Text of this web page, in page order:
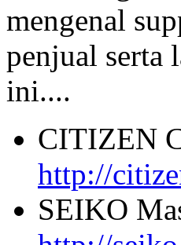
mengenal
penjual serta
ini....
CITIZEN
http://
SEIKO